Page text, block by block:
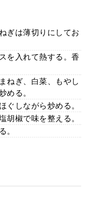
ぎは薄切りにしてお
を入れて熱する。香
ねぎ、白菜、もやし
める。
ぐしながら炒める。
胡椒で味を整える。
。